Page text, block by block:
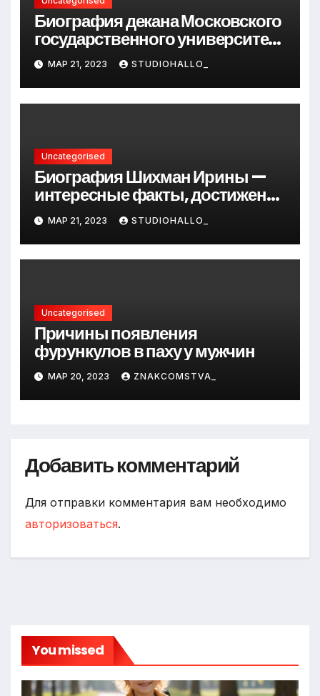
Биография декана Московского
государственного университета
Андрея Сидорова — от студента
до руководителя
МАР 21, 2023 STUDIOHALLO_
Uncategorised
Биография Шихман Ирины —
интересные факты, достижения
и путь к успеху
МАР 21, 2023 STUDIOHALLO_
Uncategorised
Причины появления
фурункулов в паху у мужчин
МАР 20, 2023 ZNAKCOMSTVA_
Добавить комментарий
Для отправки комментария вам необходимо
авторизоваться.
You missed